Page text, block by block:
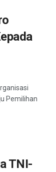
Pemilihan
TNI-